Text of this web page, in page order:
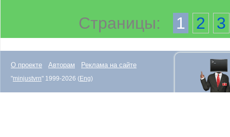
Страницы:
1 2 3
О проекте Авторам Реклама на сайте
"minjustvrn" 1999-2026 (Eng)